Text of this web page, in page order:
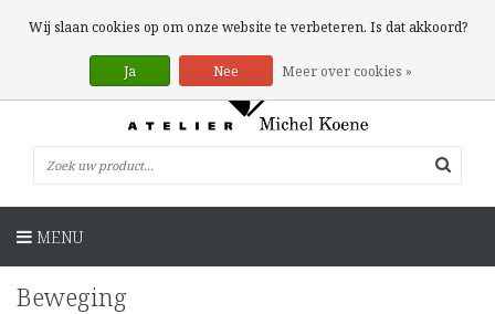
0 Artikelen
MENU
Beweging
Wij slaan cookies op om onze website te verbeteren. Is dat akkoord?
Ja Nee Meer over cookies »